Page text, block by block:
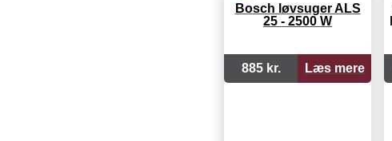
Bosch løvsuger ALS
25 - 2500 W
885 kr. Læs mere